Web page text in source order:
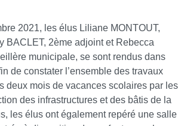
2021, les élus Liliane MONTOUT,
BACLET, 2ème adjoint et Rebecca
municipale, se sont rendus dans
de constater l’ensemble des travaux
deux mois de vacances scolaires par les
des infrastructures et des bâtis de la
les élus ont également repéré une salle